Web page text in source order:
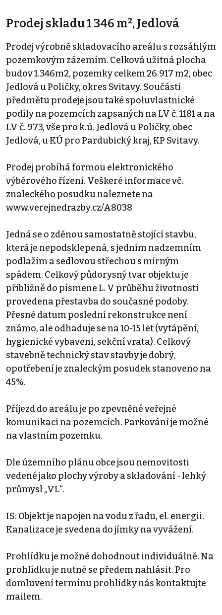
Prodej skladu 1 346 m², Jedlová
Prodej výrobně skladovacího areálu s rozsáhlým
pozemkovým zázemím. Celková užitná plocha
budov 1.346m2, pozemky celkem 26.917 m2, obec
Jedlová u Poličky, okres Svitavy. Součástí
předmětu prodeje jsou také spoluvlastnické
podíly na pozemcích zapsaných na LV č. 1181 a na
LV č. 973, vše pro k.ú. Jedlová u Poličky, obec
Jedlová, u KÚ pro Pardubický kraj, KP Svitavy.
Prodej probíhá formou elektronického
výběrového řízení. Veškeré informace vč.
znaleckého posudku naleznete na
www.verejnedrazby.cz/A8038
Jedná se o zděnou samostatně stojící stavbu,
která je nepodsklepená, s jedním nadzemním
podlažím a sedlovou střechou s mírným
spádem. Celkový půdorysný tvar objektu je
přibližně do písmene L. V průběhu životnosti
provedena přestavba do současné podoby.
Přesné datum poslední rekonstrukce není
známo, ale odhaduje se na 10-15 let (vytápění,
hygienické vybavení, sekční vrata). Celkový
stavebně technický stav stavby je dobrý,
opotřebení je znaleckým posudek stanoveno na
45%.
Příjezd do areálu je po zpevněné veřejné
komunikaci na pozemcích. Parkování je možné
na vlastním pozemku.
Dle územního plánu obce jsou nemovitosti
vedené jako plochy výroby a skladování - lehký
průmysl „VL“.
IS: Objekt je napojen na vodu z řadu, el. energii.
Kanalizace je svedena do jímky na vyvážení.
Prohlídku je možné dohodnout individuálně. Na
prohlídku je nutné se předem nahlásit. Pro
domluvení termínu prohlídky nás kontaktujte
mailem.